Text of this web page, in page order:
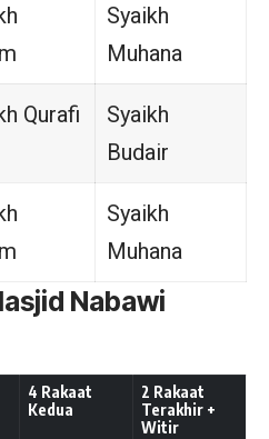
Syaikh
Muhana
Qurafi
Syaikh
Budair
Syaikh
Muhana
Nabawi
4 Rakaat
Kedua
2 Rakaat
Terakhir +
Witir